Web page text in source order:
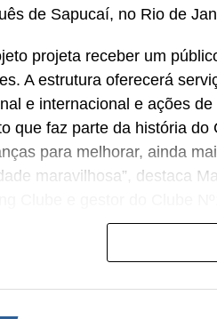
de Sapucaí, no Rio de
projeta receber um
A estrutura oferecerá
e internacional e ações
que faz parte da história
para melhorar, ainda
maravilhosa”, destaca
do evento é assinada
Networking, empresas
mantém a assinatura
da música e da